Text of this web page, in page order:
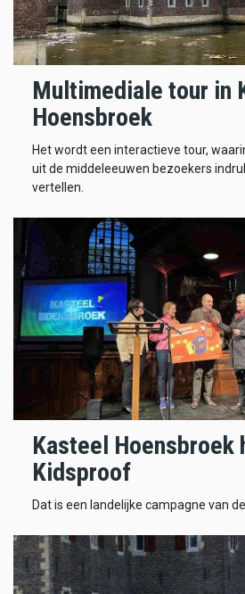
Multimediale tour in
Hoensbroek
Het wordt een interactieve tour,
uit de middeleeuwen bezoekers
vertellen.
Kasteel
Kidsproof
Dat is een landelijke campagne van